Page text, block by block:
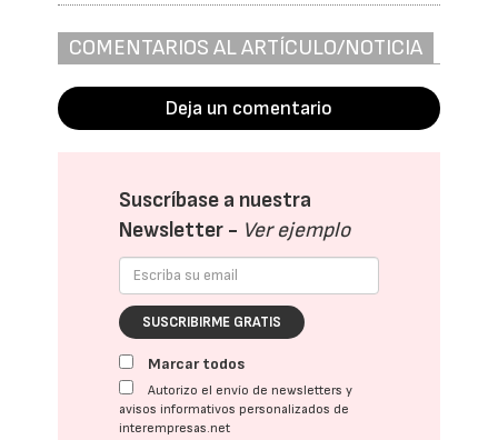
COMENTARIOS AL ARTÍCULO/NOTICIA
Deja un comentario
Suscríbase a nuestra
Newsletter - Ver ejemplo
SUSCRIBIRME GRATIS
Marcar todos
Autorizo el envío de newsletters y
avisos informativos personalizados de
interempresas.net